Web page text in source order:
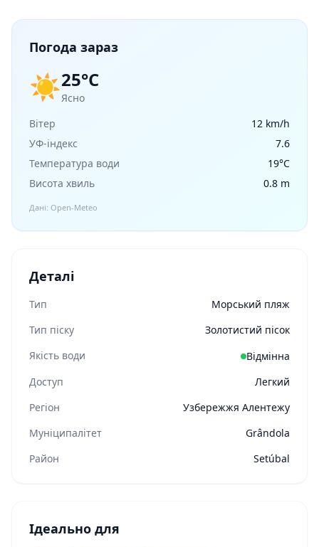
Погода зараз
☀️25°C
Ясно
Вітер
12 km/h
УФ-індекс
7.6
Температура води
19°C
Висота хвиль
0.8 m
Дані: Open-Meteo
Деталі
Тип
Морський пляж
Тип піску
Золотистий пісок
Якість води
Відмінна
Доступ
Легкий
Регіон
Узбережжя Алентежу
Муніципалітет
Grândola
Район
Setúbal
Ідеально для